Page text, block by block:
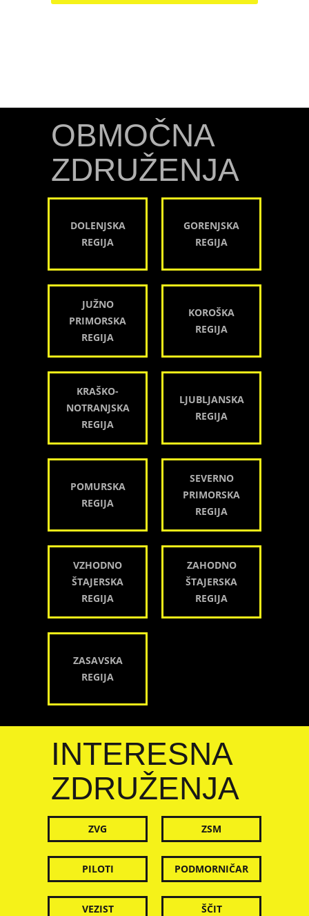
OBMOČNA
ZDRUŽENJA
DOLENJSKA
REGIJA
GORENJSKA
REGIJA
JUŽNO
PRIMORSKA
REGIJA
KOROŠKA
REGIJA
KRAŠKO-
NOTRANJSKA
REGIJA
LJUBLJANSKA
REGIJA
POMURSKA
REGIJA
SEVERNO
PRIMORSKA
REGIJA
VZHODNO
ŠTAJERSKA
REGIJA
ZAHODNO
ŠTAJERSKA
REGIJA
ZASAVSKA
REGIJA
INTERESNA
ZDRUŽENJA
ZVG ZSM
PILOTI PODMORNIČAR
VEZIST ŠČIT